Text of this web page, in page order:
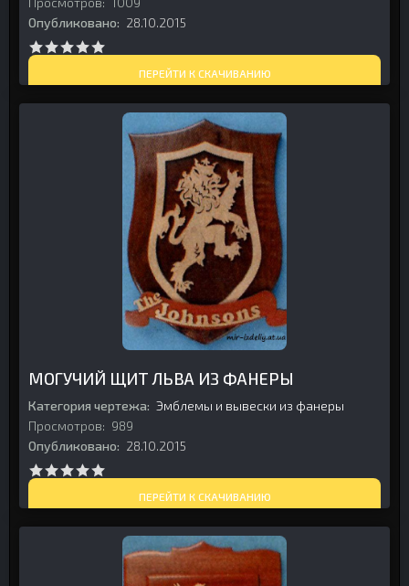
Опубликовано: 28.10.2015
ПЕРЕЙТИ К СКАЧИВАНИЮ
МОГУЧИЙ ЩИТ ЛЬВА ИЗ ФАНЕРЫ
Категория чертежа: Эмблемы и вывески из фанеры
Просмотров: 989
Опубликовано: 28.10.2015
ПЕРЕЙТИ К СКАЧИВАНИЮ